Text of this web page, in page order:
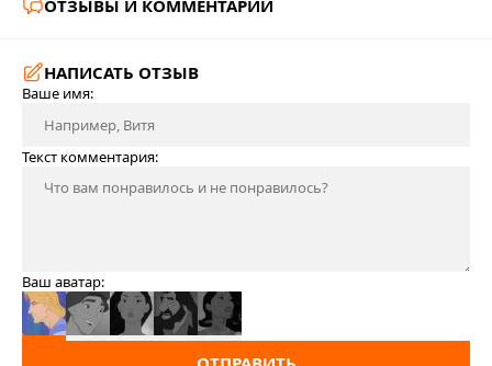
ОТЗЫВЫ И КОММЕНТАРИИ
НАПИСАТЬ ОТЗЫВ
Ваше имя:
Текст комментария:
Ваш аватар: